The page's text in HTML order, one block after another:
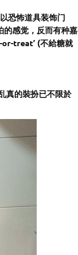
恐怖道具装饰门
的感觉，反而有种嘉
or-treat’ (不給糖就
真的裝扮已不限於